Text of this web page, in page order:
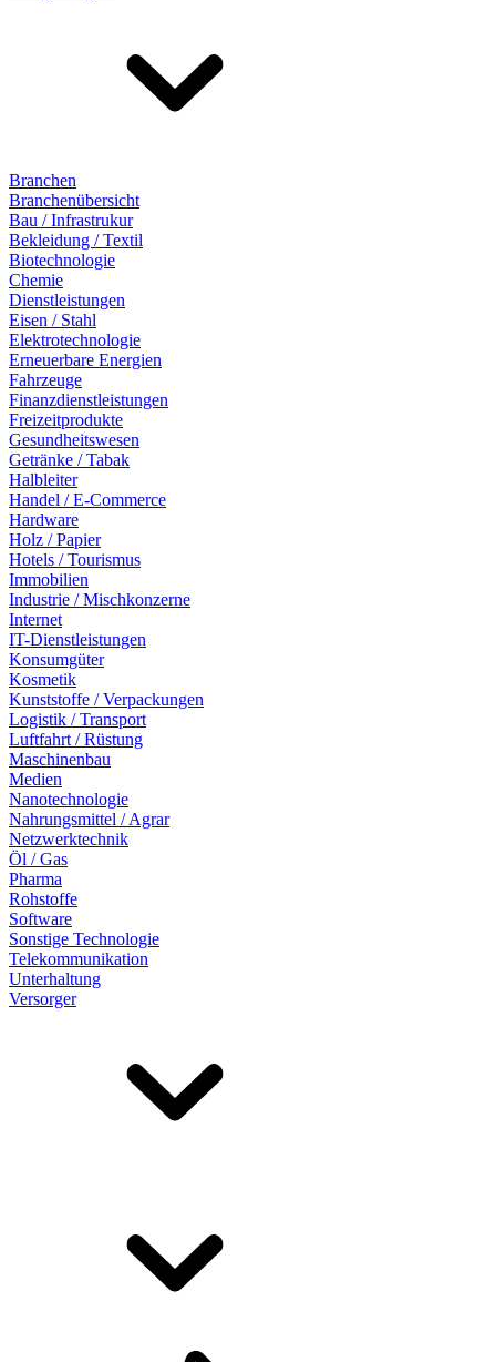
Branchen
Branchenübersicht
Bau / Infrastrukur
Bekleidung / Textil
Biotechnologie
Chemie
Dienstleistungen
Eisen / Stahl
Elektrotechnologie
Erneuerbare Energien
Fahrzeuge
Finanzdienstleistungen
Freizeitprodukte
Gesundheitswesen
Getränke / Tabak
Halbleiter
Handel / E-Commerce
Hardware
Holz / Papier
Hotels / Tourismus
Immobilien
Industrie / Mischkonzerne
Internet
IT-Dienstleistungen
Konsumgüter
Kosmetik
Kunststoffe / Verpackungen
Logistik / Transport
Luftfahrt / Rüstung
Maschinenbau
Medien
Nanotechnologie
Nahrungsmittel / Agrar
Netzwerktechnik
Öl / Gas
Pharma
Rohstoffe
Software
Sonstige Technologie
Telekommunikation
Unterhaltung
Versorger